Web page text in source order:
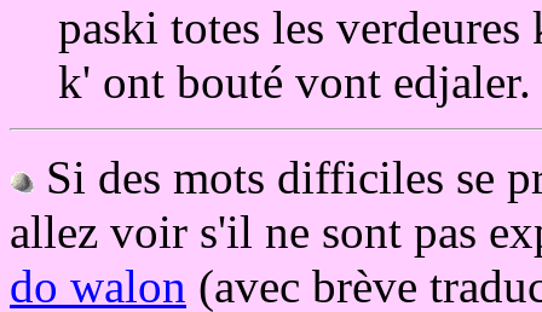
paski totes les verdeures
k' ont bouté vont edjaler.
Si des mots difficiles se
allez voir s'il ne sont pas
do walon (avec brève